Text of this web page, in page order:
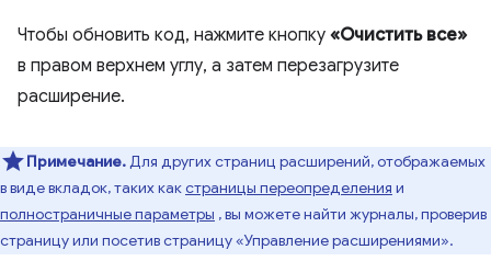
Чтобы обновить код, нажмите кнопку «Очистить все»
в правом верхнем углу, а затем перезагрузите
расширение.
Примечание.Для других страниц расширений, отображаемых
в виде вкладок, таких какстраницы переопределения и
полностраничные параметры , вы можете найти журналы, проверив
страницу или посетив страницу «Управление расширениями».